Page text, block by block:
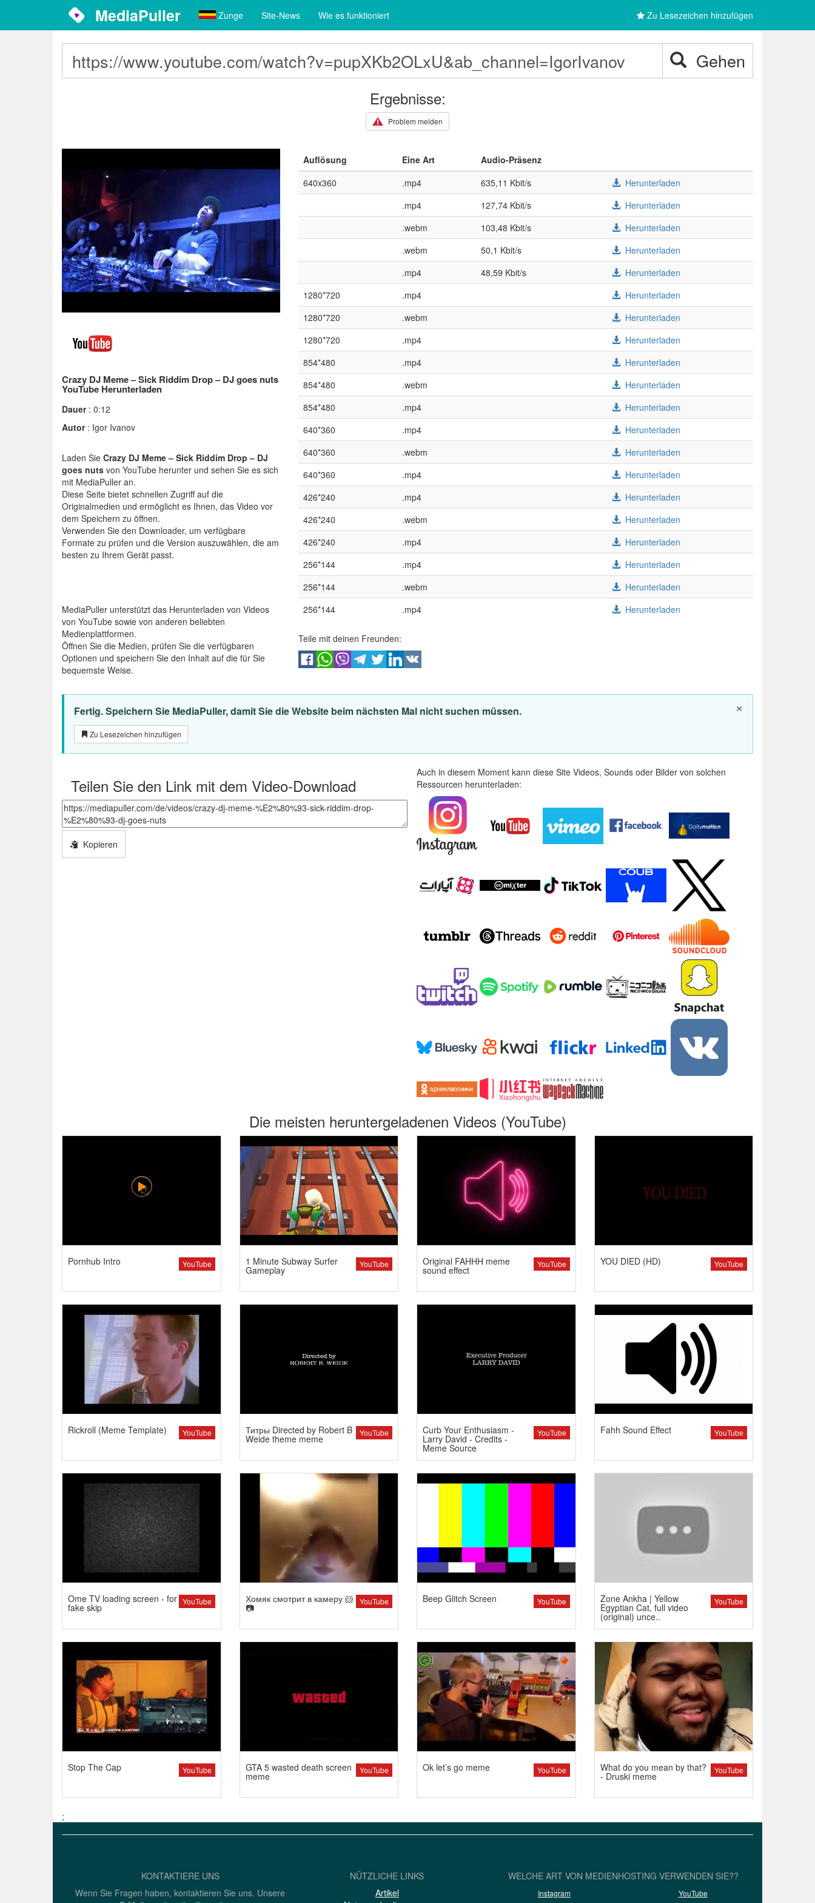
MediaPuller Zunge Site-News Wie es funktioniert Zu Lesezeichen hinzufügen
Gehen
Ergebnisse:
Problem melden
Crazy DJ Meme – Sick Riddim Drop – DJ goes nuts
YouTube Herunterladen
Dauer: 0:12
Autor: Igor Ivanov
Laden Sie Crazy DJ Meme – Sick Riddim Drop – DJ
goes nuts von YouTube herunter und sehen Sie es sich
mit MediaPuller an.
Diese Seite bietet schnellen Zugriff auf die
Originalmedien und ermöglicht es Ihnen, das Video vor
dem Speichern zu öffnen.
Verwenden Sie den Downloader, um verfügbare
Formate zu prüfen und die Version auszuwählen, die am
besten zu Ihrem Gerät passt.
MediaPuller unterstützt das Herunterladen von Videos
von YouTube sowie von anderen beliebten
Medienplattformen.
Öffnen Sie die Medien, prüfen Sie die verfügbaren
Optionen und speichern Sie den Inhalt auf die für Sie
bequemste Weise.
Auflösung Eine Art
Audio-Präsenz
640x360
.mp4 635,11 Kbit/s
Herunterladen
.mp4
127,74 Kbit/s
Herunterladen
.webm
103,48 Kbit/s
Herunterladen
.webm
50,1 Kbit/s
Herunterladen
.mp4
48,59 Kbit/s
Herunterladen
1280*720
.mp4
Herunterladen
1280*720
.webm
Herunterladen
1280*720
.mp4
Herunterladen
854*480
.mp4
Herunterladen
854*480
.webm
Herunterladen
854*480
.mp4
Herunterladen
640*360
.mp4
Herunterladen
640*360
.webm
Herunterladen
640*360
.mp4
Herunterladen
426*240
.mp4
Herunterladen
426*240
.webm
Herunterladen
426*240
.mp4
Herunterladen
256*144
.mp4
Herunterladen
256*144
.webm
Herunterladen
256*144
.mp4 Herunterladen
Teile mit deinen Freunden:
×
Fertig. Speichern Sie MediaPuller, damit Sie die Website beim nächsten Mal nicht suchen müssen.
Zu Lesezeichen hinzufügen
Teilen Sie den Link mit dem Video-Download
Kopieren
Auch in diesem Moment kann diese Site Videos, Sounds oder Bilder von solchen
Ressourcen herunterladen:
Die meisten heruntergeladenen Videos (YouTube)
YouTube
Pornhub Intro YouTube
1 Minute Subway Surfer
Gameplay
YouTube
Original FAHHH meme
sound effect
YouTube
YOU DIED (HD)
YouTube
Rickroll (Meme Template) YouTube
Титры Directed by Robert B
Weide theme meme
YouTube
Curb Your Enthusiasm -
Larry David - Credits -
Meme Source
YouTube
Fahh Sound Effect
YouTube
Ome TV loading screen - for
fake skip
YouTube
Хомяк смотрит в камеру 🐹
📷
YouTube
Beep Glitch Screen YouTube
Zone Ankha | Yellow
Egyptian Cat, full video
(original) unce..
YouTube
Stop The Cap YouTube
GTA 5 wasted death screen
meme
YouTube
Ok let’s go meme YouTube
What do you mean by that?
- Druski meme
;
KONTAKTIERE UNS
Wenn Sie Fragen haben, kontaktieren Sie uns. Unsere
NÜTZLICHE LINKS
Artikel
WELCHE ART VON MEDIENHOSTING VERWENDEN SIE??
Instagram
YouTube